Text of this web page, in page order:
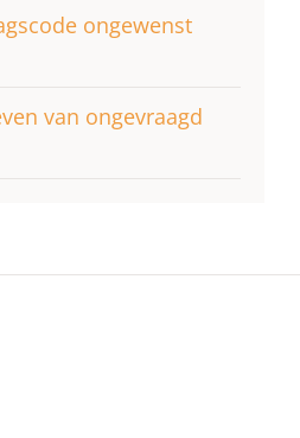
ongewenst
van ongevraagd